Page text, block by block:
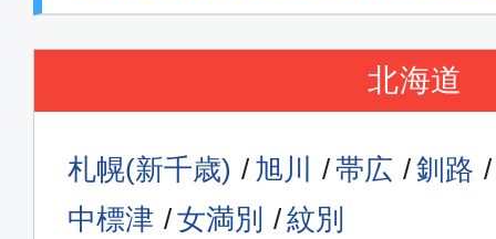
北海道
札幌(新千歳) 旭川 帯広
釧路
中標津
女満別 紋別